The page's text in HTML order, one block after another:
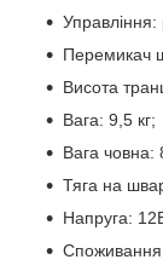
Перемикач
Висота
Вага: 9,5 кг;
Вага човна:
Тяга на
Напруга: